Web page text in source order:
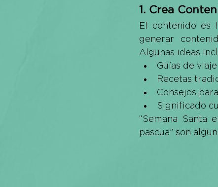
1. Crea
El contenido es
generar
Algunas ideas
Guías de
Recetas
Consejos
Significado
“Semana Santa
pascua” son